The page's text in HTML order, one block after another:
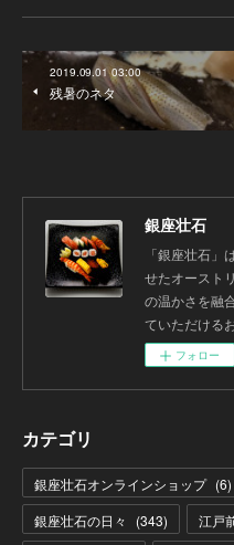
2019.09.01 03:00
残暑のネタ
銀座壮石
「銀座壮石
せたオースト
の温かさを融
ていただける
フォロー
カテゴリ
銀座壮石オンラインショップ (6)
銀座壮石の日々
(343) 江戸